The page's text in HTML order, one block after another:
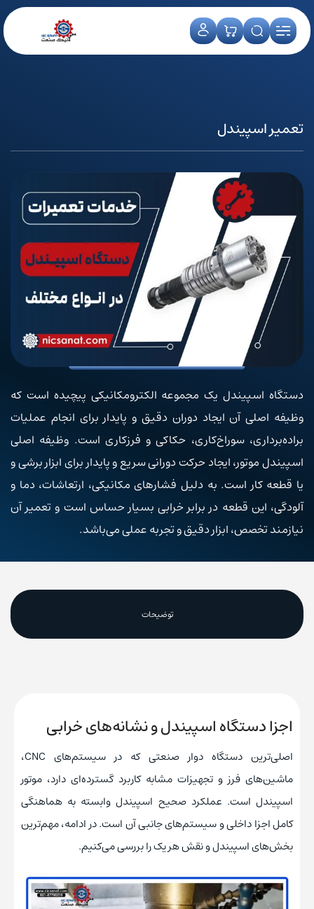
تعمیر اسپیندل
دستگاه اسپیندل یک مجموعه الکترومکانیکی پیچیده است که
وظیفه اصلی آن ایجاد دوران دقیق و پایدار برای انجام عملیات
براده‌برداری، سوراخ‌کاری، حکاکی و فرزکاری است. وظیفه اصلی
اسپیندل موتور، ایجاد حرکت دورانی سریع و پایدار برای ابزار برشی و
یا قطعه کار است. به دلیل فشارهای مکانیکی، ارتعاشات، دما و
آلودگی، این قطعه در برابر خرابی بسیار حساس است و تعمیر آن
نیازمند تخصص، ابزار دقیق و تجربه عملی می‌باشد.
توضیحات
اجزا دستگاه اسپیندل و نشانه‌های خرابی
اصلی‌ترین دستگاه دوار صنعتی که در سیستم‌های CNC،
ماشین‌های فرز و تجهیزات مشابه کاربرد گسترده‌ای دارد، موتور
اسپیندل است. عملکرد صحیح اسپیندل وابسته به هماهنگی
کامل اجزا داخلی و سیستم‌های جانبی آن است. در ادامه، مهم‌ترین
بخش‌های اسپیندل و نقش هر یک را بررسی می‌کنیم.